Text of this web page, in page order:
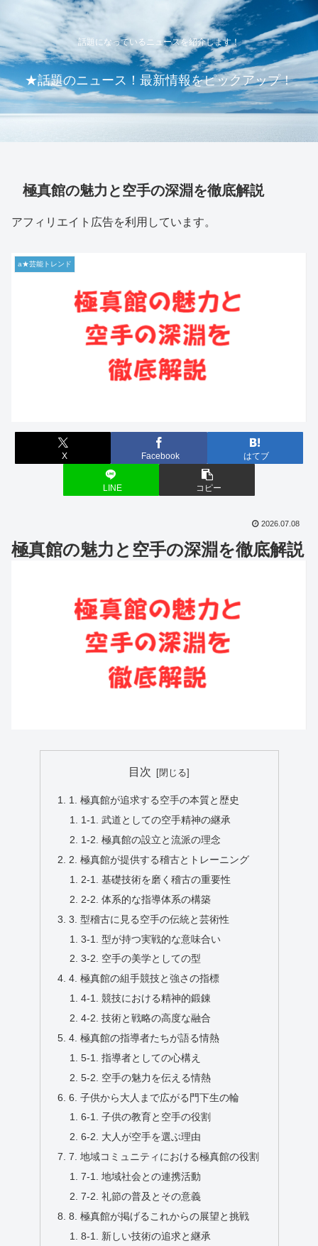
話題になっているニュースを紹介します！
★話題のニュース！最新情報をピックアップ！
極真館の魅力と空手の深淵を徹底解説
アフィリエイト広告を利用しています。
a★芸能トレンド
X Facebook はてブ
LINE コピー
2026.07.08
極真館の魅力と空手の深淵を徹底解説
目次
1. 極真館が追求する空手の本質と歴史
1-1. 武道としての空手精神の継承
1-2. 極真館の設立と流派の理念
2. 極真館が提供する稽古とトレーニング
2-1. 基礎技術を磨く稽古の重要性
2-2. 体系的な指導体系の構築
3. 型稽古に見る空手の伝統と芸術性
3-1. 型が持つ実戦的な意味合い
3-2. 空手の美学としての型
4. 極真館の組手競技と強さの指標
4-1. 競技における精神的鍛錬
4-2. 技術と戦略の高度な融合
4. 極真館の指導者たちが語る情熱
5-1. 指導者としての心構え
5-2. 空手の魅力を伝える情熱
6. 子供から大人まで広がる門下生の輪
6-1. 子供の教育と空手の役割
6-2. 大人が空手を選ぶ理由
7. 地域コミュニティにおける極真館の役割
7-1. 地域社会との連携活動
7-2. 礼節の普及とその意義
8. 極真館が掲げるこれからの展望と挑戦
8-1. 新しい技術の追求と継承